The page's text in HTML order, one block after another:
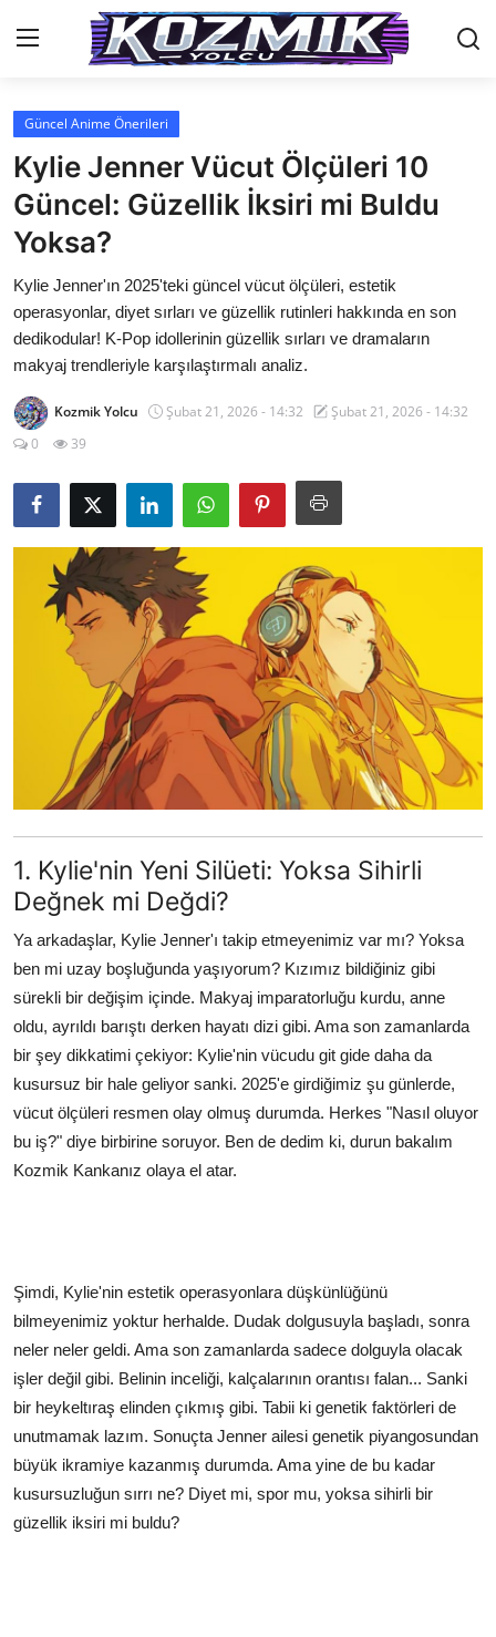
Anasayfa
Genel
İletişim
Anime Önerileri
Kore Dünyası
Anime
Dizi & Film
Testler
Güncel Anime Önerileri
Kylie Jenner Vücut Ölçüleri 10
Güncel: Güzellik İksiri mi Buldu
Yoksa?
Kylie Jenner'ın 2025'teki güncel vücut ölçüleri, estetik
operasyonlar, diyet sırları ve güzellik rutinleri hakkında en son
dedikodular! K-Pop idollerinin güzellik sırları ve dramaların
makyaj trendleriyle karşılaştırmalı analiz.
Kozmik Yolcu Şubat 21, 2026 - 14:32
Şubat 21, 2026 - 14:32
0
39
1. Kylie'nin Yeni Silüeti: Yoksa Sihirli
Değnek mi Değdi?
Ya arkadaşlar, Kylie Jenner'ı takip etmeyenimiz var mı? Yoksa
ben mi uzay boşluğunda yaşıyorum? Kızımız bildiğiniz gibi
sürekli bir değişim içinde. Makyaj imparatorluğu kurdu, anne
oldu, ayrıldı barıştı derken hayatı dizi gibi. Ama son zamanlarda
bir şey dikkatimi çekiyor: Kylie'nin vücudu git gide daha da
kusursuz bir hale geliyor sanki. 2025'e girdiğimiz şu günlerde,
vücut ölçüleri resmen olay olmuş durumda. Herkes "Nasıl oluyor
bu iş?" diye birbirine soruyor. Ben de dedim ki, durun bakalım
Kozmik Kankanız olaya el atar.
Şimdi, Kylie'nin estetik operasyonlara düşkünlüğünü
bilmeyenimiz yoktur herhalde. Dudak dolgusuyla başladı, sonra
neler neler geldi. Ama son zamanlarda sadece dolguyla olacak
işler değil gibi. Belinin inceliği, kalçalarının orantısı falan... Sanki
bir heykeltıraş elinden çıkmış gibi. Tabii ki genetik faktörleri de
unutmamak lazım. Sonuçta Jenner ailesi genetik piyangosundan
büyük ikramiye kazanmış durumda. Ama yine de bu kadar
kusursuzluğun sırrı ne? Diyet mi, spor mu, yoksa sihirli bir
güzellik iksiri mi buldu?